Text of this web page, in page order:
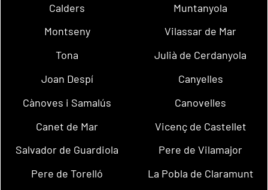
Calders
Muntanyola
Montseny
Vilassar de Mar
Tona
Julià de Cerdanyola
Joan Despí
Canyelles
Cànoves i Samalús
Canovelles
Canet de Mar
Vicenç de Castellet
Salvador de Guardiola
Pere de Vilamajor
Pere de Torelló
La Pobla de Claramunt